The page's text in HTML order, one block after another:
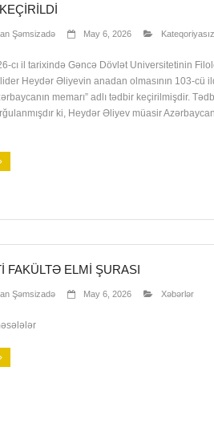
Şəmsizadə May 6, 2026 Kateqoriyasız
cı il tarixində Gəncə Dövlət Universitetinin
Heydər Əliyevin anadan olmasının 103-cü
memarı” adlı tədbir keçirilmişdir.
ki, Heydər Əliyev müasir
FAKÜLTƏ ELMI ŞURASI
Şəmsizadə May 6, 2026 Xəbərlər